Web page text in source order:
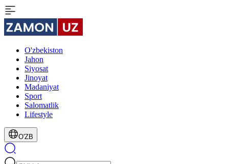
O'zbekiston
Jahon
Siyosat
Jinoyat
Madaniyat
Sport
Salomatlik
Lifestyle
O'ZB